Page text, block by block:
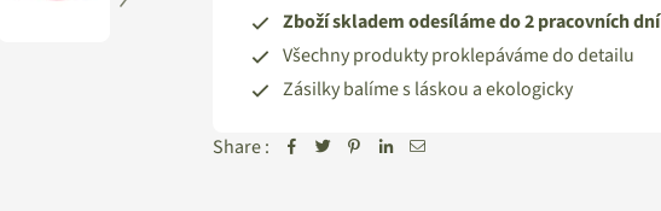
Zboží skladem odesíláme do 2 pracovních dní
Všechny produkty proklepáváme do detailu
Zásilky balíme s láskou a ekologicky
Share :